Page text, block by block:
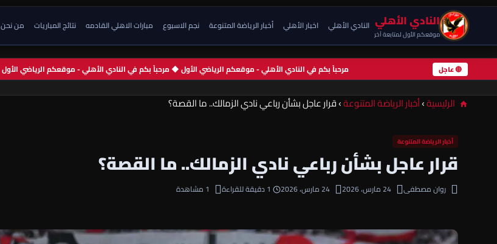
النادي الأهلي
موقعكم الأول لمتابعة آخر
النادي الأهلي اخبار الأهلي أخبار الرياضة المتنوعة نجم الاسبوع مبارات الاهلي القادمه نتائج المباريات من نحن
🔴 عاجل مرحباً بكم في النادي الأهلي - موقعكم الرياضي الأول ◆ مرحباً بكم في النادي الأهلي - موقعكم الرياضي الأول
الرئيسية›أخبار الرياضة المتنوعة›قرار عاجل بشأن رباعي نادي الزمالك.. ما القصة؟
أخبار الرياضة المتنوعة
قرار عاجل بشأن رباعي نادي الزمالك.. ما القصة؟
روان مصطفى 24 مارس، 2026 24 مارس، 2026 1 دقيقة للقراءة 1 مشاهدة